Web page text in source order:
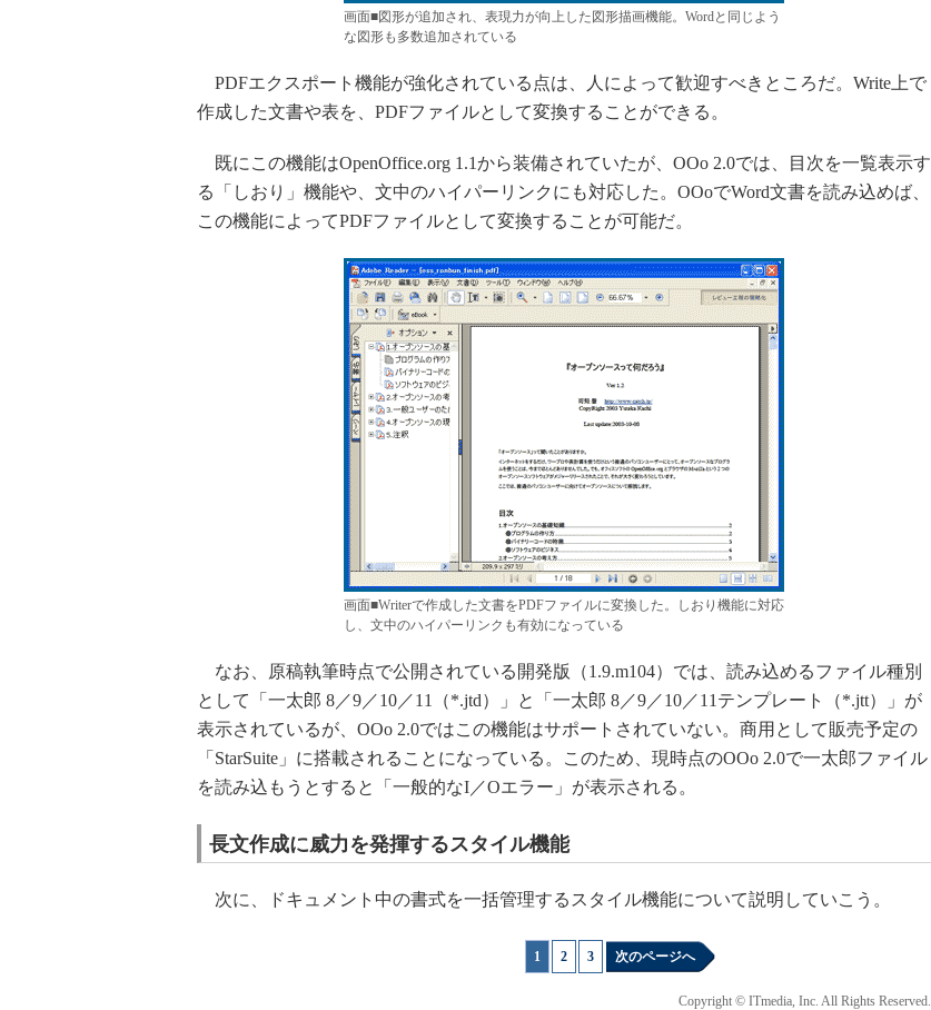
画面■図形が追加され、表現力が向上した図形描画機能。Wordと同じよう
な図形も多数追加されている
PDFエクスポート機能が強化されている点は、人によって歓迎すべきところだ。Write上で
作成した文書や表を、PDFファイルとして変換することができる。
既にこの機能はOpenOffice.org 1.1から装備されていたが、OOo 2.0では、目次を一覧表示す
る「しおり」機能や、文中のハイパーリンクにも対応した。OOoでWord文書を読み込めば、
この機能によってPDFファイルとして変換することが可能だ。
画面■Writerで作成した文書をPDFファイルに変換した。しおり機能に対応
し、文中のハイパーリンクも有効になっている
なお、原稿執筆時点で公開されている開発版（1.9.m104）では、読み込めるファイル種別
として「一太郎 8／9／10／11（*.jtd）」と「一太郎 8／9／10／11テンプレート（*.jtt）」が
表示されているが、OOo 2.0ではこの機能はサポートされていない。商用として販売予定の
「StarSuite」に搭載されることになっている。このため、現時点のOOo 2.0で一太郎ファイル
を読み込もうとすると「一般的なI／Oエラー」が表示される。
長文作成に威力を発揮するスタイル機能
次に、ドキュメント中の書式を一括管理するスタイル機能について説明していこう。
1 2 3 次のページへ
Copyright © ITmedia, Inc. All Rights Reserved.